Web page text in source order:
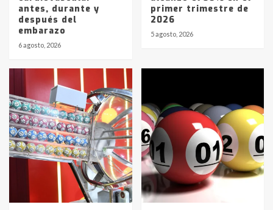
antes, durante y
después del
embarazo
6 agosto, 2026
primer trimestre de
2026
5 agosto, 2026